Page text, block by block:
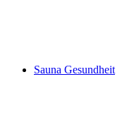
Sauna Gesundheit